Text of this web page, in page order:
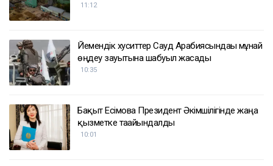
11:12
Йемендік хуситтер Сауд Арабиясындағы мұнай
өңдеу зауытына шабуыл жасады
10:35
Бақыт Есімова Президент Әкімшілігінде жаңа
қызметке тағайындалды
10:01